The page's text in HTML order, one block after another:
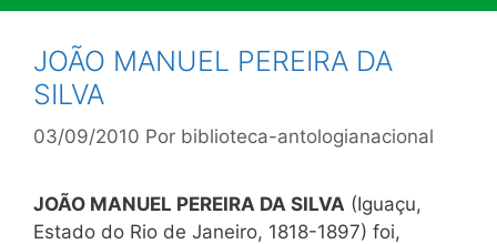
JOÃO MANUEL PEREIRA DA
SILVA
03/09/2010 Por biblioteca-antologianacional
JOÃO MANUEL PEREIRA DA SILVA (Iguaçu,
Estado do Rio de Janeiro, 1818-1897) foi,